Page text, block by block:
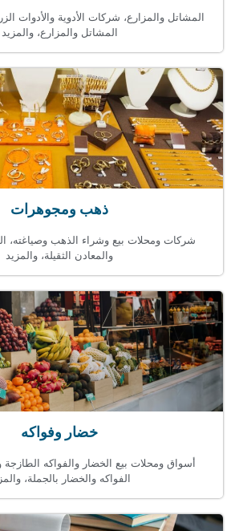
المشاتل والمزارع، شركات الأدوية والأدوات
المشاتل والمزارع، والمزيد
ذهب ومجوهرات
شركات ومحلات بيع وشراء الذهب وصياغته،
والمعادن الثقيلة، والمزيد
خضار وفواكه
أسواق ومحلات بيع الخضار والفواكه
الفواكه والخضار بالجملة،